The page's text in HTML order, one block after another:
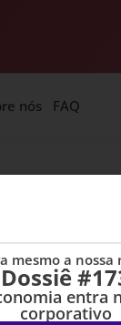
nós FAQ
mesmo a nossa
Dossiê
entra
corporativo